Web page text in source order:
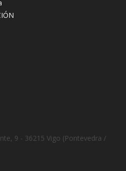
9 - 36215 Vigo (Pontevedra /